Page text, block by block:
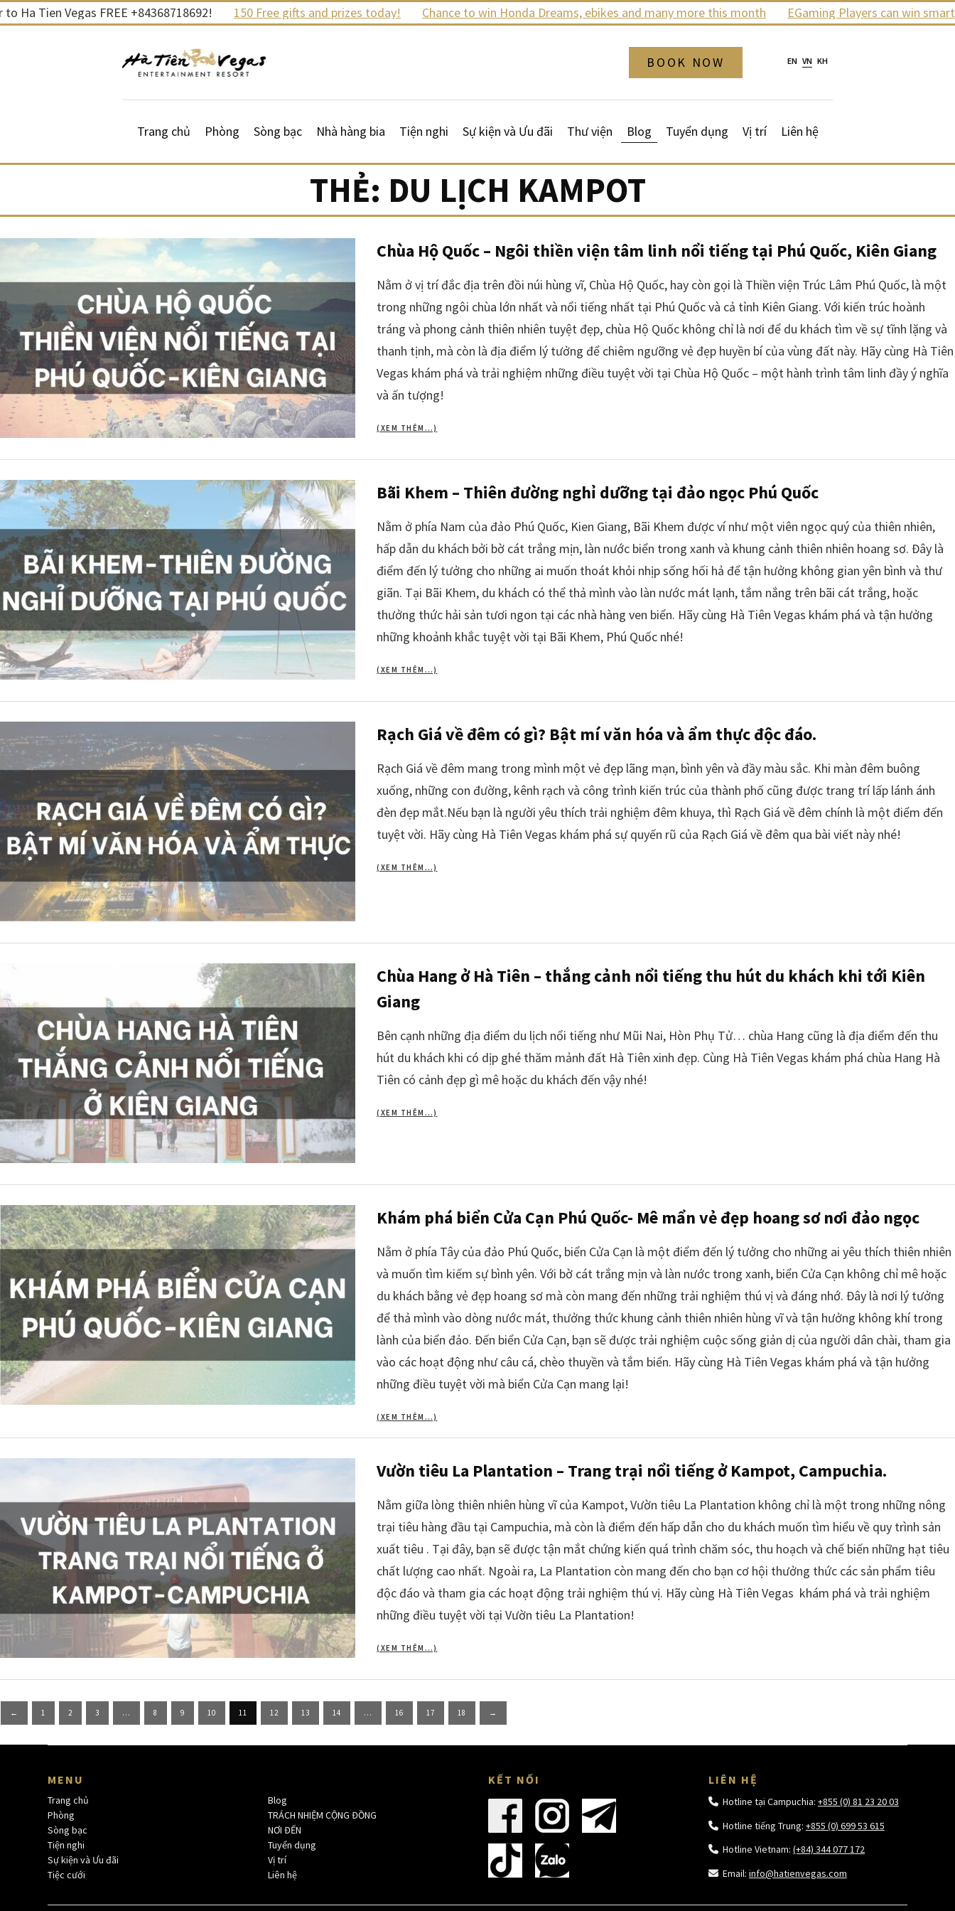
SkipTien Vegas FREE +84368718692! 150 Free gifts and prizes today! Chance to win Honda Dreams, ebikes and many more this month EGaming Players can win
EN VN KH
BOOK NOW
Trang chủ Phòng Sòng bạc Nhà hàng bia Tiện nghi Sự kiện và Ưu đãi Thư viện Blog Tuyển dụng Vị trí Liên hệ
THẺ: DU LỊCH KAMPOT
Chùa Hộ Quốc – Ngôi thiền viện tâm linh nổi tiếng tại Phú Quốc, Kiên Giang
Nằm ở vị trí đắc địa trên đồi núi hùng vĩ, Chùa Hộ Quốc, hay còn gọi là Thiền viện Trúc Lâm Phú Quốc, là một
trong những ngôi chùa lớn nhất và nổi tiếng nhất tại Phú Quốc và cả tỉnh Kiên Giang. Với kiến trúc hoành
tráng và phong cảnh thiên nhiên tuyệt đẹp, chùa Hộ Quốc không chỉ là nơi để du khách tìm về sự tĩnh lặng và
thanh tịnh, mà còn là địa điểm lý tưởng để chiêm ngưỡng vẻ đẹp huyền bí của vùng đất này. Hãy cùng Hà Tiên
Vegas khám phá và trải nghiệm những điều tuyệt vời tại Chùa Hộ Quốc – một hành trình tâm linh đầy ý nghĩa
và ấn tượng!
(XEM THÊM…)
Bãi Khem – Thiên đường nghỉ dưỡng tại đảo ngọc Phú Quốc
Nằm ở phía Nam của đảo Phú Quốc, Kien Giang, Bãi Khem được ví như một viên ngọc quý của thiên nhiên,
hấp dẫn du khách bởi bờ cát trắng mịn, làn nước biển trong xanh và khung cảnh thiên nhiên hoang sơ. Đây là
điểm đến lý tưởng cho những ai muốn thoát khỏi nhịp sống hối hả để tận hưởng không gian yên bình và thư
giãn. Tại Bãi Khem, du khách có thể thả mình vào làn nước mát lạnh, tắm nắng trên bãi cát trắng, hoặc
thưởng thức hải sản tươi ngon tại các nhà hàng ven biển. Hãy cùng Hà Tiên Vegas khám phá và tận hưởng
những khoảnh khắc tuyệt vời tại Bãi Khem, Phú Quốc nhé!
(XEM THÊM…)
Rạch Giá về đêm có gì? Bật mí văn hóa và ẩm thực độc đáo.
Rạch Giá về đêm mang trong mình một vẻ đẹp lãng mạn, bình yên và đầy màu sắc. Khi màn đêm buông
xuống, những con đường, kênh rạch và công trình kiến trúc của thành phố cũng được trang trí lấp lánh ánh
đèn đẹp mắt.Nếu bạn là người yêu thích trải nghiệm đêm khuya, thì Rạch Giá về đêm chính là một điểm đến
tuyệt vời. Hãy cùng Hà Tiên Vegas khám phá sự quyến rũ của Rạch Giá về đêm qua bài viết này nhé!
(XEM THÊM…)
Chùa Hang ở Hà Tiên – thắng cảnh nổi tiếng thu hút du khách khi tới Kiên
Giang
Bên cạnh những địa điểm du lịch nổi tiếng như Mũi Nai, Hòn Phụ Tử… chùa Hang cũng là địa điểm đến thu
hút du khách khi có dịp ghé thăm mảnh đất Hà Tiên xinh đẹp. Cùng Hà Tiên Vegas khám phá chùa Hang Hà
Tiên có cảnh đẹp gì mê hoặc du khách đến vậy nhé!
(XEM THÊM…)
Khám phá biển Cửa Cạn Phú Quốc- Mê mẩn vẻ đẹp hoang sơ nơi đảo ngọc
Nằm ở phía Tây của đảo Phú Quốc, biển Cửa Cạn là một điểm đến lý tưởng cho những ai yêu thích thiên nhiên
và muốn tìm kiếm sự bình yên. Với bờ cát trắng mịn và làn nước trong xanh, biển Cửa Cạn không chỉ mê hoặc
du khách bằng vẻ đẹp hoang sơ mà còn mang đến những trải nghiệm thú vị và đáng nhớ. Đây là nơi lý tưởng
để thả mình vào dòng nước mát, thưởng thức khung cảnh thiên nhiên hùng vĩ và tận hưởng không khí trong
lành của biển đảo. Đến biển Cửa Cạn, bạn sẽ được trải nghiệm cuộc sống giản dị của người dân chài, tham gia
vào các hoạt động như câu cá, chèo thuyền và tắm biển. Hãy cùng Hà Tiên Vegas khám phá và tận hưởng
những điều tuyệt vời mà biển Cửa Cạn mang lại!
(XEM THÊM…)
Vườn tiêu La Plantation – Trang trại nổi tiếng ở Kampot, Campuchia.
Nằm giữa lòng thiên nhiên hùng vĩ của Kampot, Vườn tiêu La Plantation không chỉ là một trong những nông
trại tiêu hàng đầu tại Campuchia, mà còn là điểm đến hấp dẫn cho du khách muốn tìm hiểu về quy trình sản
xuất tiêu . Tại đây, bạn sẽ được tận mắt chứng kiến quá trình chăm sóc, thu hoạch và chế biến những hạt tiêu
chất lượng cao nhất. Ngoài ra, La Plantation còn mang đến cho bạn cơ hội thưởng thức các sản phẩm tiêu
độc đáo và tham gia các hoạt động trải nghiệm thú vị. Hãy cùng Hà Tiên Vegas khám phá và trải nghiệm
những điều tuyệt vời tại Vườn tiêu La Plantation!
(XEM THÊM…)
Posts
pagination
← 1 2 3 … 8 9 10 11 12 13 14 … 16 17 18 →
MENU
Trang chủ
Phòng
Sòng bạc
Tiện nghi
Sự kiện và Ưu đãi
Tiệc cưới
Blog
TRÁCH NHIỆM CỘNG ĐỒNG
NƠI ĐẾN
Tuyển dụng
Vị trí
Liên hệ
KẾT NỐI LIÊN HỆ
Hotline tại Campuchia: +855 (0) 81 23 20 03
Hotline tiếng Trung: +855 (0) 699 53 615
Hotline Vietnam: (+84) 344 077 172
Email: info@hatienvegas.com